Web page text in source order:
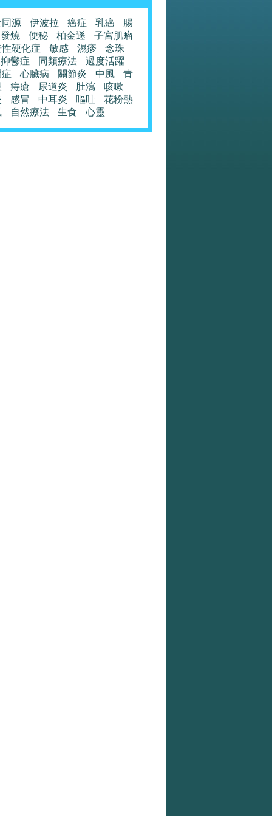
源 伊波拉 癌症 乳癌
腸
發燒
便秘 柏金遜
子宮肌瘤
硬化症
敏感 濕疹
念珠
抑鬱症
同類療法
過度活躍
心臟病 關節炎 中風
青
痔瘡 尿道炎 肚瀉
咳嗽
感冒 中耳炎 嘔吐
花粉熱
自然療法 生食 心靈